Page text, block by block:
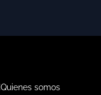
Quienes somos